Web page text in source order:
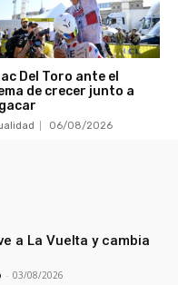
Del Toro ante el
de crecer junto a
06/08/2026
a La Vuelta y cambia
- 03/08/2026